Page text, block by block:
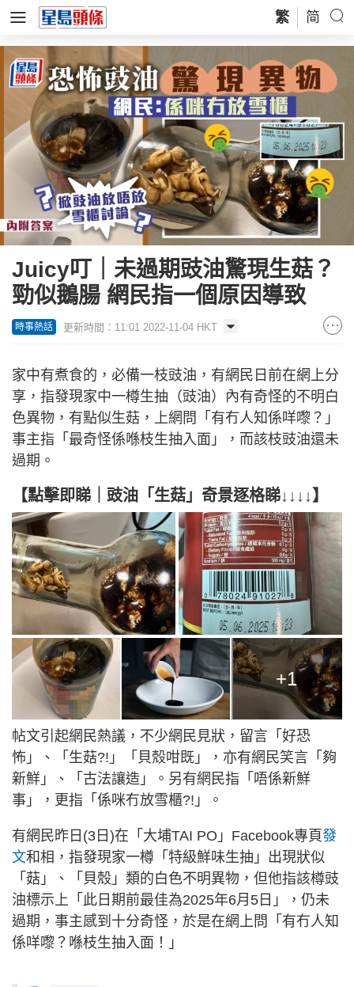
繁 简
Juicy叮｜未過期豉油驚現生菇？
勁似鵝腸 網民指一個原因導致
時事熱話 更新時間：11:01 2022-11-04 HKT
家中有煮食的，必備一枝豉油，有網民日前在網上分
享，指發現家中一樽生抽（豉油）內有奇怪的不明白
色異物，有點似生菇，上網問「有冇人知係咩嚟？」
事主指「最奇怪係喺枝生抽入面」，而該枝豉油還未
過期。
【點擊即睇｜豉油「生菇」奇景逐格睇↓↓↓↓】
+1
帖文引起網民熱議，不少網民見狀，留言「好恐
怖」、「生菇?!」「貝殼咁既」，亦有網民笑言「夠
新鮮」、「古法讓造」。另有網民指「唔係新鮮
事」，更指「係咪冇放雪櫃?!」。
有網民昨日(3日)在「大埔TAI PO」Facebook專頁發
文和相，指發現家一樽「特級鮮味生抽」出現狀似
「菇」、「貝殼」類的白色不明異物，但他指該樽豉
油標示上「此日期前最佳為2025年6月5日」，仍未
過期，事主感到十分奇怪，於是在網上問「有冇人知
係咩嚟？喺枝生抽入面！」